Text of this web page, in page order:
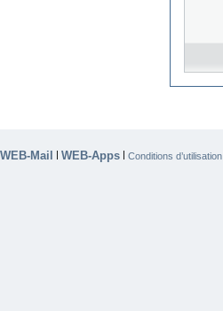
WEB-Mail | WEB-Apps | Conditions d’utilisation